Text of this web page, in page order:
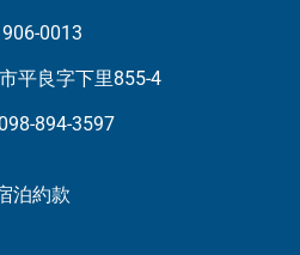
0013
平良字下里855-4
894-3597
泊約款